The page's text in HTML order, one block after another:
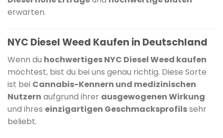
erwarten.
NYC Diesel Weed Kaufen in Deutschland
Wenn du hochwertiges NYC Diesel Weed kaufen
möchtest, bist du bei uns genau richtig. Diese Sorte
ist bei Cannabis-Kennern und medizinischen
Nutzern aufgrund ihrer ausgewogenen Wirkung
und ihres einzigartigen Geschmacksprofilssehr
beliebt.